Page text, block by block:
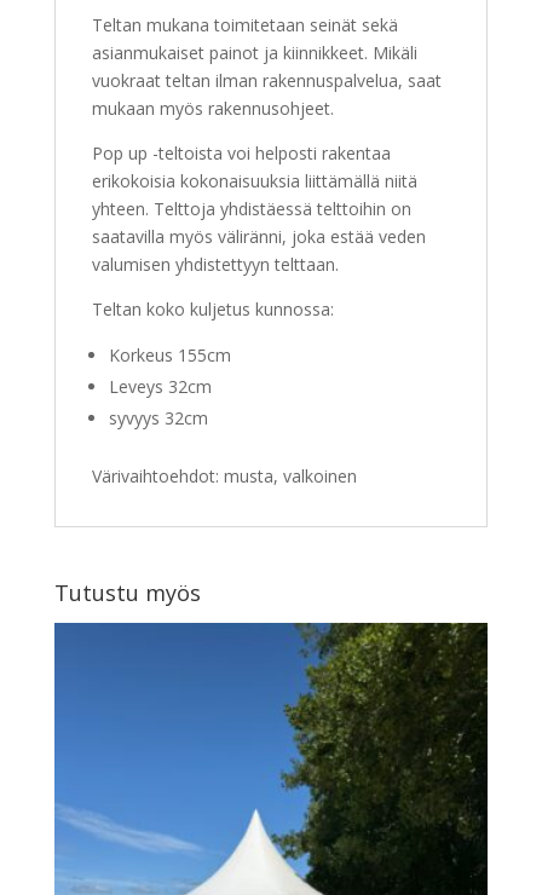
Teltan mukana toimitetaan seinät sekä
asianmukaiset painot ja kiinnikkeet. Mikäli
vuokraat teltan ilman rakennuspalvelua, saat
mukaan myös rakennusohjeet.
Pop up -teltoista voi helposti rakentaa
erikokoisia kokonaisuuksia liittämällä niitä
yhteen. Telttoja yhdistäessä telttoihin on
saatavilla myös väliränni, joka estää veden
valumisen yhdistettyyn telttaan.
Teltan koko kuljetus kunnossa:
Korkeus 155cm
Leveys 32cm
syvyys 32cm
Värivaihtoehdot: musta, valkoinen
Tutustu myös